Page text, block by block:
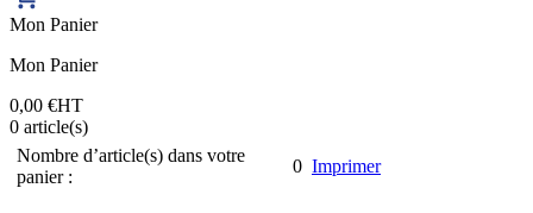
Mon Panier
Mon Panier
0,00 €HT
0 article(s)
Nombre d’article(s) dans votre
panier :
0 Imprimer